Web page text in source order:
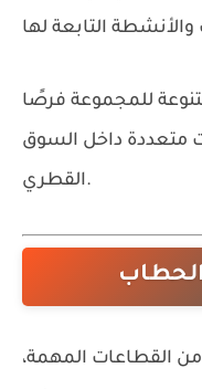
للمجموعة فرصًا
متعددة داخل السوق
القطري.
القطاعات المهمة،